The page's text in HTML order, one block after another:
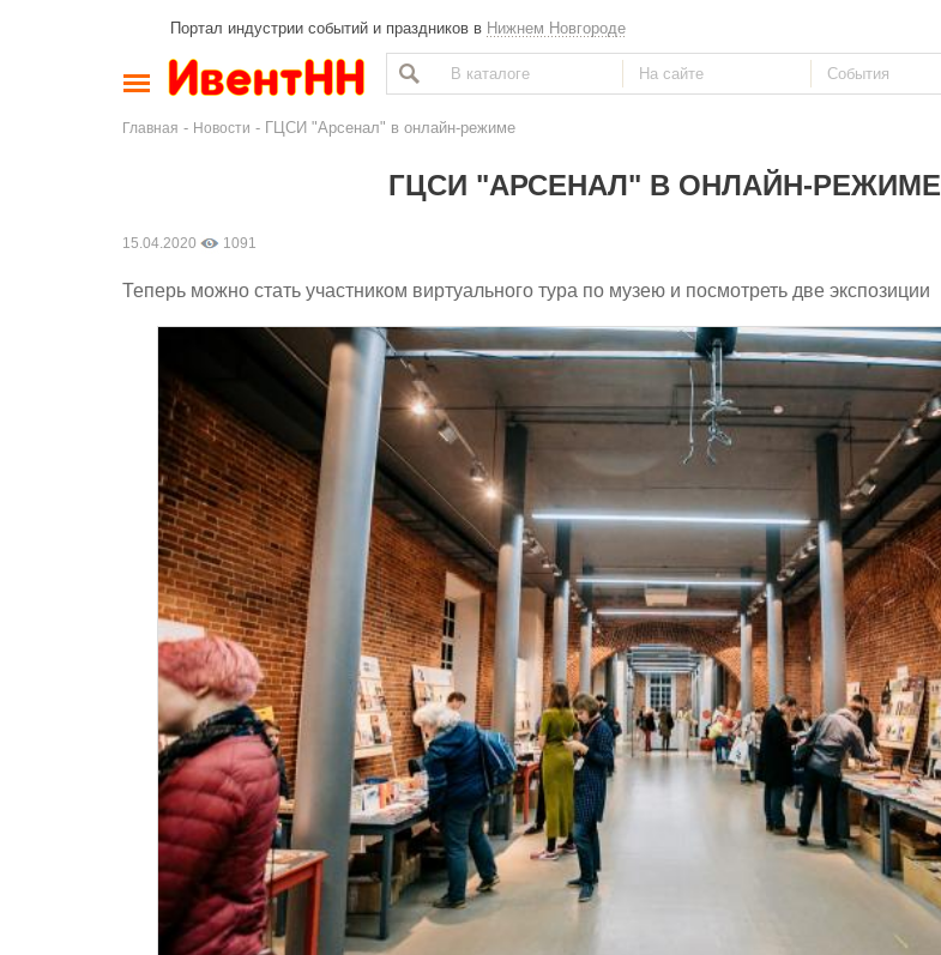
Портал индустрии событий и праздников в Нижнем Новгороде
Главная - Новости - ГЦСИ "Арсенал" в онлайн-режиме
ГЦСИ "АРСЕНАЛ" В ОНЛАЙН-РЕЖИМЕ
15.04.2020 1091
Теперь можно стать участником виртуального тура по музею и посмотреть две экспозиции